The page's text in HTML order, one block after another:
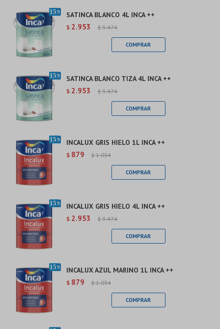
SATINCA BLANCO 4L INCA ++
$ 2.953 $ 3.474
SATINCA BLANCO TIZA 4L INCA ++
$ 2.953 $ 3.474
INCALUX GRIS HIELO 1L INCA ++
$ 879 $ 1.034
INCALUX GRIS HIELO 4L INCA ++
$ 2.953 $ 3.474
INCALUX AZUL MARINO 1L INCA ++
$ 879 $ 1.034